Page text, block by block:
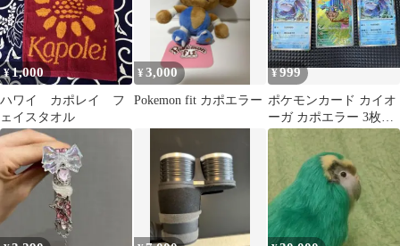
ーリングカポ取付簡単
ローリングカポタスト
カポ アコースティック
ギター アコギ 弦(サイ
ズ: 135)
¥1,000
ハワイ カポレイ フ
ェイスタオル
¥3,000
Pokemon fit カポエラー
¥999
ポケモンカード カイオ
ーガ カポエラー 3枚セ
ット